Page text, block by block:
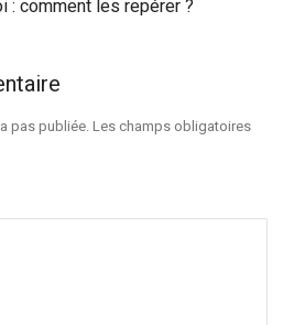
: comment les repérer ?
pas publiée.Les champs obligatoires